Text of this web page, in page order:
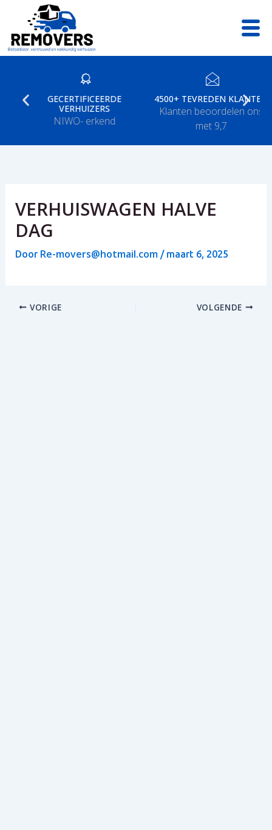
inhoud
GECERTIFICEERDE
VERHUIZERS
NIWO- erkend
4500+ TEVREDEN KLANTEN
Klanten beoordelen ons
met 9,7
VERHUISWAGEN HALVE
DAG
Door Re-movers@hotmail.com / maart 6, 2025
VORIGE VOLGENDE